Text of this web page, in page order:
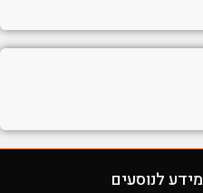
מידע לנוסעים